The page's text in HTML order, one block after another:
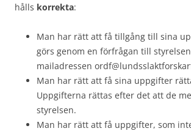
hålls korrekta:
Man har rätt att få tillgång till sina
görs genom en förfrågan till
mailadressen
Man har rätt att få sina uppgifter
Uppgifterna rättas efter det att de
styrelsen.
Man har rätt att få uppgifter, som